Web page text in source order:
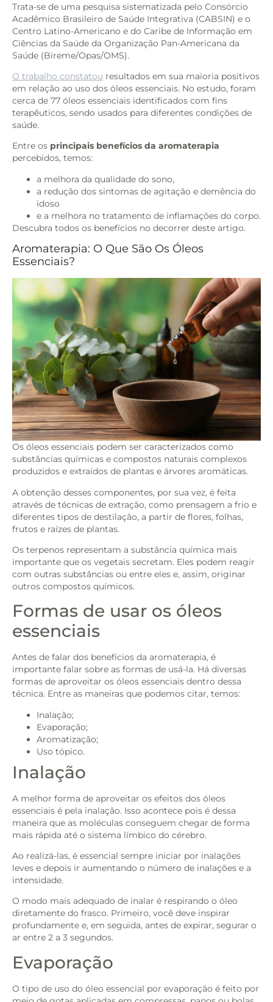
Trata-se de uma pesquisa sistematizada pelo Consórcio
Acadêmico Brasileiro de Saúde Integrativa (CABSIN) e o
Centro Latino-Americano e do Caribe de Informação em
Ciências da Saúde da Organização Pan-Americana da
Saúde (Bireme/Opas/OMS).
O trabalho constatou resultados em sua maioria positivos
em relação ao uso dos óleos essenciais. No estudo, foram
cerca de 77 óleos essenciais identificados com fins
terapêuticos, sendo usados para diferentes condições de
saúde.
Entre os principais benefícios da aromaterapia
percebidos, temos:
a melhora da qualidade do sono,
a redução dos sintomas de agitação e demência do
idoso
e a melhora no tratamento de inflamações do corpo.
Descubra todos os benefícios no decorrer deste artigo.
Aromaterapia: O Que São Os Óleos
Essenciais?
Os óleos essenciais podem ser caracterizados como
substâncias químicas e compostos naturais complexos
produzidos e extraídos de plantas e árvores aromáticas.
A obtenção desses componentes, por sua vez, é feita
através de técnicas de extração, como prensagem a frio e
diferentes tipos de destilação, a partir de flores, folhas,
frutos e raízes de plantas.
Os terpenos representam a substância química mais
importante que os vegetais secretam. Eles podem reagir
com outras substâncias ou entre eles e, assim, originar
outros compostos químicos.
Formas de usar os óleos
essenciais
Antes de falar dos benefícios da aromaterapia, é
importante falar sobre as formas de usá-la. Há diversas
formas de aproveitar os óleos essenciais dentro dessa
técnica. Entre as maneiras que podemos citar, temos:
Inalação;
Evaporação;
Aromatização;
Uso tópico.
Inalação
A melhor forma de aproveitar os efeitos dos óleos
essenciais é pela inalação. Isso acontece pois é dessa
maneira que as moléculas conseguem chegar de forma
mais rápida até o sistema límbico do cérebro.
Ao realizá-las, é essencial sempre iniciar por inalações
leves e depois ir aumentando o número de inalações e a
intensidade.
O modo mais adequado de inalar é respirando o óleo
diretamente do frasco. Primeiro, você deve inspirar
profundamente e, em seguida, antes de expirar, segurar o
ar entre 2 a 3 segundos.
Evaporação
O tipo de uso do óleo essencial por evaporação é feito por